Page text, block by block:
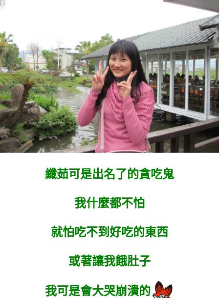
纖茹可是出名了的貪吃鬼
我什麼都不怕
就怕吃不到好吃的東西
或著讓我餓肚子
我可是會大哭崩潰的